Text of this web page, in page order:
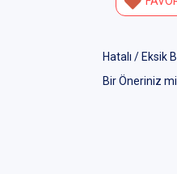
Hatalı / Eksik
Bir Öneriniz